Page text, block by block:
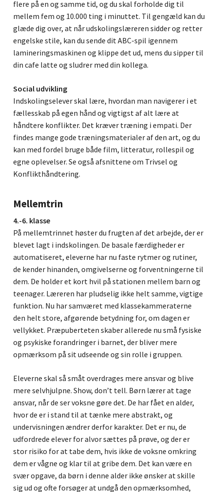
flere på en og samme tid, og du skal forholde dig til
mellem fem og 10.000 ting i minuttet. Til gengæld kan du
glæde dig over, at når udskolingslæreren sidder og retter
engelske stile, kan du sende dit ABC-spil igennem
lamineringsmaskinen og klippe det ud, mens du sipper til
din cafe latte og sludrer med din kollega.
Social udvikling
Indskolingselever skal lære, hvordan man navigerer i et
fællesskab på egen hånd og vigtigst af alt lære at
håndtere konflikter. Det kræver træning i empati. Der
findes mange gode træningsmaterialer af den art, og du
kan med fordel bruge både film, litteratur, rollespil og
egne oplevelser. Se også afsnittene om Trivsel og
Konflikthåndtering.
Mellemtrin
4.-6. klasse
På mellemtrinnet høster du frugten af det arbejde, der er
blevet lagt i indskolingen. De basale færdigheder er
automatiseret, eleverne har nu faste rytmer og rutiner,
de kender hinanden, omgivelserne og forventningerne til
dem. De holder et kort hvil på stationen mellem barn og
teenager. Læreren har pludselig ikke helt samme, vigtige
funktion. Nu har samværet med klassekammeraterne
den helt store, afgørende betydning for, om dagen er
vellykket. Præpuberteten skaber allerede nu små fysiske
og psykiske forandringer i barnet, der bliver mere
opmærksom på sit udseende og sin rolle i gruppen.
Eleverne skal så småt overdrages mere ansvar og blive
mere selvhjulpne. Show, don’t tell. Børn lærer at tage
ansvar, når de ser voksne gøre det. De har fået en alder,
hvor de er i stand til at tænke mere abstrakt, og
undervisningen ændrer derfor karakter. Det er nu, de
udfordrede elever for alvor sættes på prøve, og der er
stor risiko for at tabe dem, hvis ikke de voksne omkring
dem er vågne og klar til at gribe dem. Det kan være en
svær opgave, da børn i denne alder ikke ønsker at skille
sig ud og ofte forsøger at undgå den opmærksomhed,